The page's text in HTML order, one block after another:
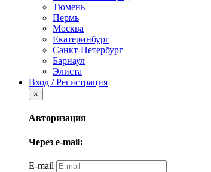
Тюмень
Пермь
Москва
Екатеринбург
Санкт-Петербург
Барнаул
Элиста
Вход / Регистрация
×
Авторизация
Через e-mail:
E-mail